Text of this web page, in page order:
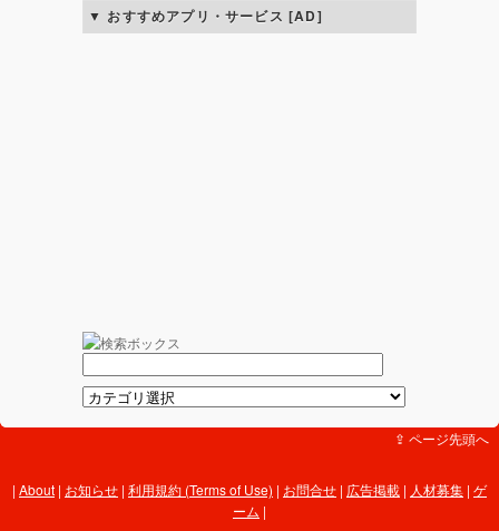
おすすめアプリ・サービス [AD]
⇪ ページ先頭へ
About | お知らせ | 利用規約 (Terms of Use) | お問合せ | 広告掲載 | 人材募集 | ゲ
ーム |